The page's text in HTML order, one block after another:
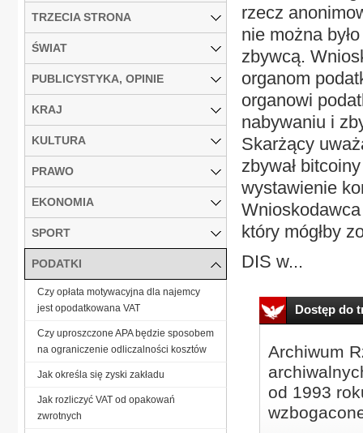
rzecz
nie można
zbywcą.
organom
organowi
nabywaniu i
Skarżący
zbywał
wystawienie
który mógłby
DIS w...
Dostęp do
Archiwum
od 1993
TRZECIA STRONA
ŚWIAT
PUBLICYSTYKA, OPINIE
KRAJ
KULTURA
PRAWO
EKONOMIA
SPORT
PODATKI
Czy opłata motywacyjna dla najemcy
jest opodatkowana VAT
Czy uproszczone APA będzie sposobem
na ograniczenie odliczalności kosztów
Jak określa się zyski zakładu
Jak rozliczyć VAT od opakowań
zwrotnych